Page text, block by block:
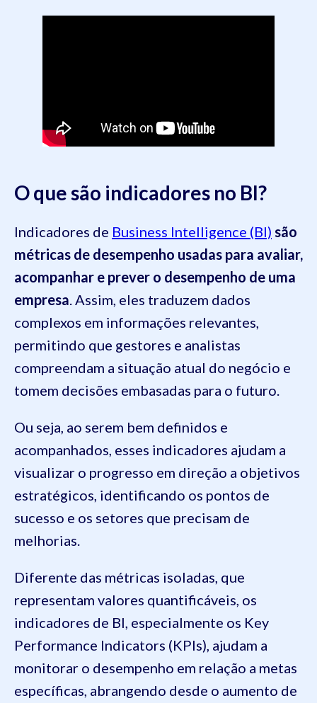
O que são indicadores no BI?
Indicadores de Business Intelligence (BI) são
métricas de desempenho usadas para avaliar,
acompanhar e prever o desempenho de uma
empresa . Assim, eles traduzem dados
complexos em informações relevantes,
permitindo que gestores e analistas
compreendam a situação atual do negócio e
tomem decisões embasadas para o futuro.
Ou seja, ao serem bem definidos e
acompanhados, esses indicadores ajudam a
visualizar o progresso em direção a objetivos
estratégicos, identificando os pontos de
sucesso e os setores que precisam de
melhorias.
Diferente das métricas isoladas, que
representam valores quantificáveis, os
indicadores de BI, especialmente os Key
Performance Indicators (KPIs), ajudam a
monitorar o desempenho em relação a metas
específicas, abrangendo desde o aumento de